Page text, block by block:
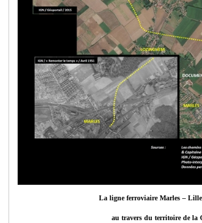
La ligne ferroviaire Marles –
au travers du territoire de la